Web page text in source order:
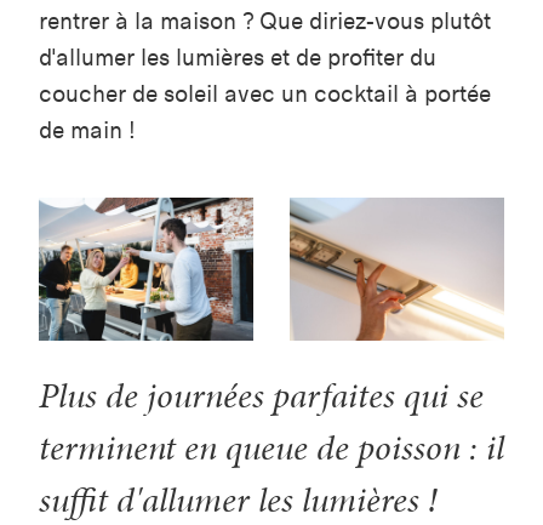
rentrer à la maison ? Que diriez-vous plutôt
d'allumer les lumières et de profiter du
coucher de soleil avec un cocktail à portée
de main !
Plus de journées parfaites qui se
terminent en queue de poisson : il
suffit d'allumer les lumières !